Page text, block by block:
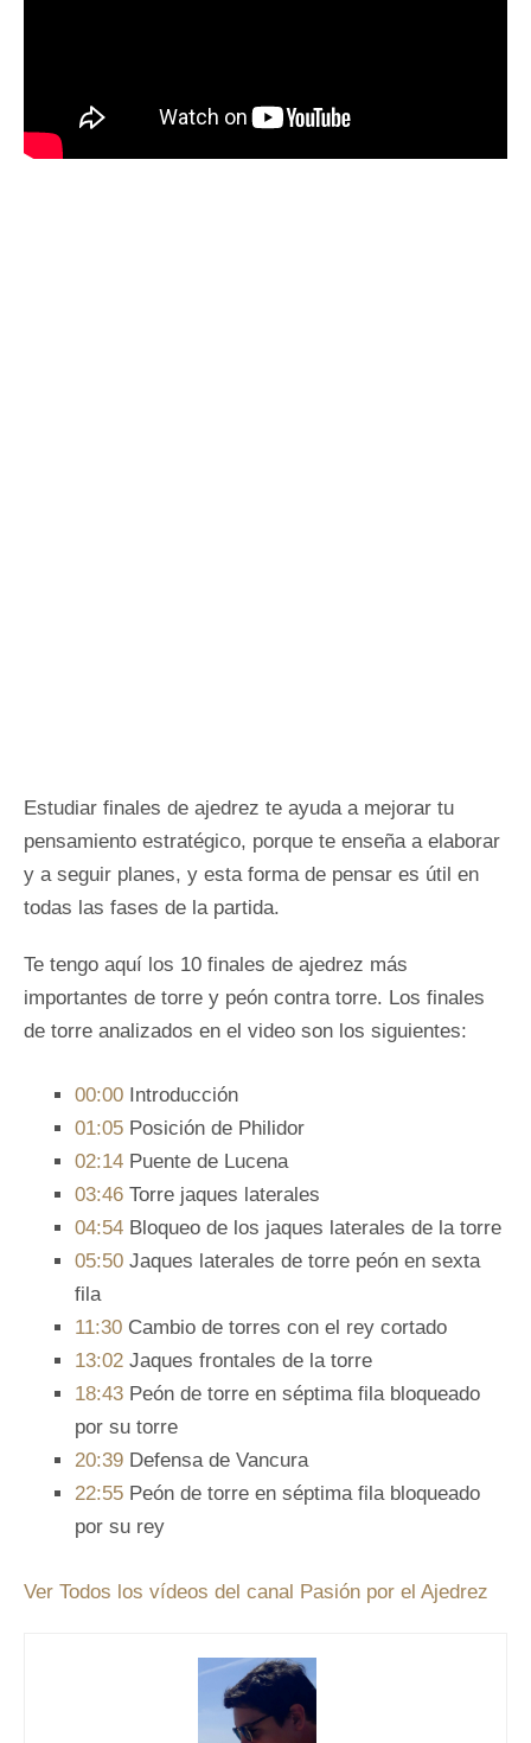
Estudiar finales de ajedrez te ayuda a mejorar tu
pensamiento estratégico, porque te enseña a elaborar
y a seguir planes, y esta forma de pensar es útil en
todas las fases de la partida.
Te tengo aquí los 10 finales de ajedrez más
importantes de torre y peón contra torre. Los finales
de torre analizados en el video son los siguientes:
00:00​Introducción
01:05​ Posición de Philidor
02:14​ Puente de Lucena
03:46​ Torre jaques laterales
04:54​Bloqueo de los jaques laterales de la torre
05:50​ Jaques laterales de torre peón en sexta
fila
11:30​Cambio de torres con el rey cortado
13:02​Jaques frontales de la torre
18:43​ Peón de torre en séptima fila bloqueado
por su torre
20:39​ Defensa de Vancura
22:55​ Peón de torre en séptima fila bloqueado
por su rey
Ver Todos los vídeos del canal Pasión por el Ajedrez